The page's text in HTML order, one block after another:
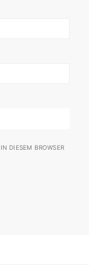
DIESEM BROWSER